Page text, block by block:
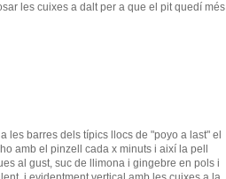
les cuixes a dalt per a que el pit quedí més
les barres dels típics llocs de "poyo a last" el
amb el pinzell cada x minuts i així la pell
al gust, suc de llimona i gingebre en pols i